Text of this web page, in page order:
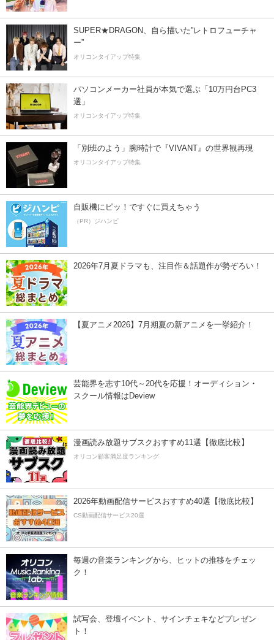
SUPER★DRAGON、自ら描いた”レトロフューチャ
ー”
オリコンタイアップ特集
パソコンメーカー社員が本気で選ぶ「10万円台PC3
選」
オリコンタイアップ特集
「別班のよう」腕時計で『VIVANT』の世界観再現
オリコンタイアップ特集
自販機にピッ！ですぐに買えちゃう
（PR）ジハンピ
2026年7月夏ドラマも、注目作＆話題作が勢ぞろい！
【夏アニメ2026】7月期夏の新アニメを一挙紹介！
芸能界を志す10代～20代を応援！オーディション・
スクール情報はDeview
漫画読み放題サブスクおすすめ11選【徹底比較】
オリコン顧客満足度ランキング
2026年動画配信サービスおすすめ40選【徹底比較】
CS動画配信サービス20選
毎週の音楽ランキングから、ヒットの推移をチェッ
ク！
試写会、登壇イベント、サインチェキなどプレゼン
ト！